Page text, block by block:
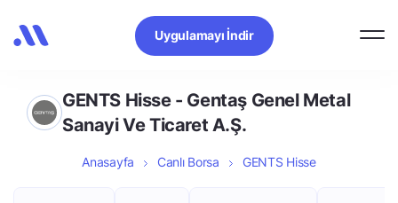
Uygulamayı İndir
GENTS Hisse - Gentaş Genel Metal
Sanayi Ve Ticaret A.Ş.
Anasayfa Canlı Borsa GENTS Hisse